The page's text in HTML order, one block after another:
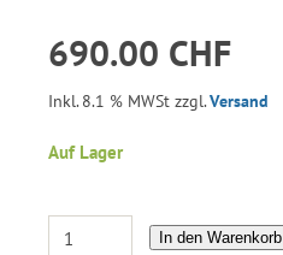
690.00 CHF
Inkl. 8.1 % MWSt zzgl.Versand
Auf Lager
In den Warenkorb